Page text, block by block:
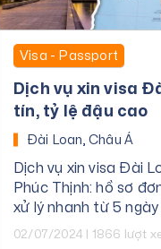
Visa - Passport
Dịch vụ xin visa
tín, tỷ lệ đậu cao
Đài Loan, Châu Á
Dịch vụ xin visa Đài
Phúc Thịnh: hồ sơ
xử lý nhanh từ 5
0929 10 9999 để
02/07/2024 | 1866 lượt